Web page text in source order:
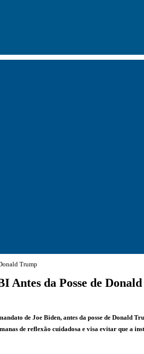
Trump
Antes da Posse de
de Joe Biden, antes da posse de Donald
de reflexão cuidadosa e visa evitar que a